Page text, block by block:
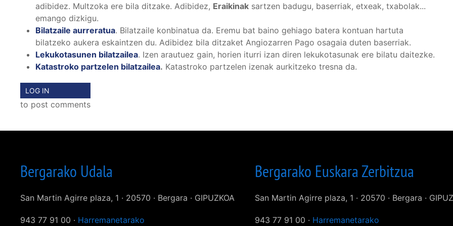
adibidez. Multzoka ere bila ditzake. Adibidez, Eraikinak sartzen badugu, baserriak, etxeak, txabolak...
emango dizkigu.
Bilatzaile aurreratua. Bilatzaile konbinatua da. Eremu bat baino gehiago batera kontuan hartuta
bilatzeko aukera eskaintzen du. Adibidez bila ditzaket Angiozarren Pago osagaia duten baserriak.
Lekukotasunen bilatzailea. Izen arautuez gain, horien iturri izan diren lekukotasunak ere bilatu daitezke.
Katastroko partzelen bilatzailea. Katastroko partzelen izenak aurkitzeko tresna da.
LOG IN
to post comments
Bergarako Udala
San Martin Agirre plaza, 1 · 20570 · Bergara · GIPUZKOA
943 77 91 00 · Harremanetarako
Bergarako Euskara Zerbitzua
San Martin Agirre plaza, 1 · 20570 · Bergara ·
943 77 91 00 · Harremanetarako